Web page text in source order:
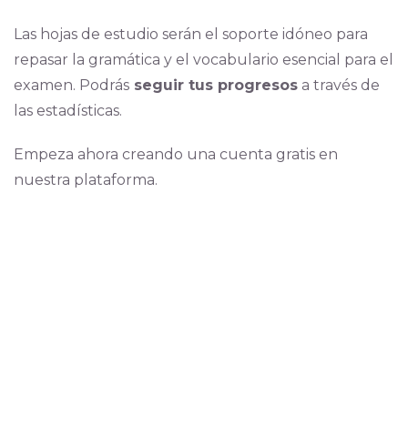
Las hojas de estudio serán el soporte idóneo para
repasar la gramática y el vocabulario esencial para el
examen. Podrásseguir tus progresosa través de
las estadísticas.
Empeza ahora creando una cuenta gratis en
nuestra plataforma.